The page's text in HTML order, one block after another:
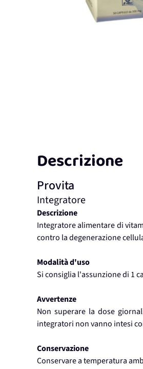
Descrizione
Provita
Integratore
Descrizione
Integratore alimentare di
contro la degenerazione
Modalità d'uso
Si consiglia l'assunzione di 1
Avvertenze
Non superare la dose
integratori non vanno intesi
Conservazione
Conservare a temperatura